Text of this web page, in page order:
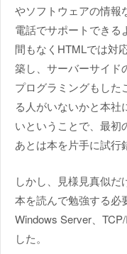
やソフトウェアの情報
電話でサポートできる
間もなくHTMLでは対
築し、サーバーサイド
プログラミングもした
る人がいないかと本社
いということで、最初
あとは本を片手に試行
しかし、見様見真似
本を読んで勉強する必
Windows Server、
した。